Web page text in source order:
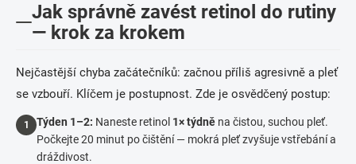
Jak správně zavést retinol do rutiny
— krok za krokem
Nejčastější chyba začátečníků: začnou příliš agresivně a pleť
se vzbouří. Klíčem je postupnost. Zde je osvědčený postup:
1 Týden 1–2: Naneste retinol 1× týdně na čistou, suchou pleť.
Počkejte 20 minut po čištění — mokrá pleť zvyšuje vstřebání a
dráždivost.